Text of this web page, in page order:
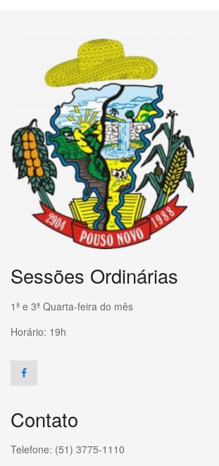
Sessões Ordinárias
1ª e 3ª Quarta-feira do mês
Horário: 19h
Contato
Telefone: (51) 3775-1110